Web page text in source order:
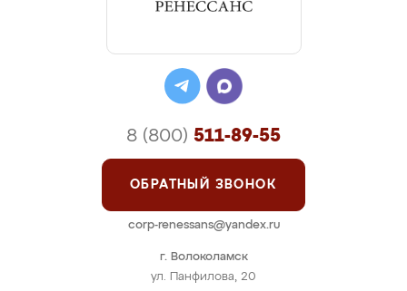
г. Волоколамск
ул. Панфилова, 20
8 (800) 511-89-55
ОБРАТНЫЙ ЗВОНОК
corp-renessans@yandex.ru